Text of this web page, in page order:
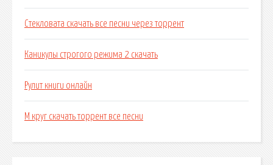
Стекловата скачать все песни через торрент
Каникулы строгого режима 2 скачать
Рулит книги онлайн
М круг скачать торрент все песни